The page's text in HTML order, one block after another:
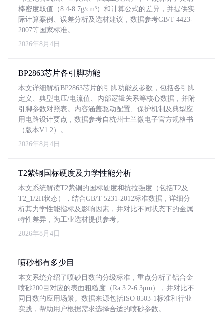
棒密度取值（8.4-8.7g/cm³）和计算公式的差异，并提供实
际计算案例、误差分析及选材建议，数据参考GB/T 4423-
2007等国家标准。
2026年8月4日
BP2863芯片各引脚功能
本文详细解析BP2863芯片的引脚功能及参数，包括各引脚
定义、典型电压/电流值、内部逻辑关系等核心数据，并附
引脚参数对照表。内容涵盖驱动配置、保护机制及典型应
用电路设计要点，数据参考自杭州士兰微电子官方规格书
（版本V1.2）。
2026年8月4日
T2紫铜国标硬度及力学性能分析
本文系统解读T2紫铜的国标硬度和抗拉强度（包括T2及
T2_1/2H状态），结合GB/T 5231-2012标准数据，详细分
析其力学性能指标及影响因素，并对比不同状态下的金属
特性差异，为工业选材提供参考。
2026年8月4日
喷砂都有多少目
本文系统介绍了喷砂目数的分级标准，重点分析了铝合金
喷砂200目对应的表面粗糙度（Ra 3.2-6.3μm），并对比不
同目数的应用场景。数据来源包括ISO 8503-1标准和行业
实践，帮助用户根据需求选择合适的喷砂参数。